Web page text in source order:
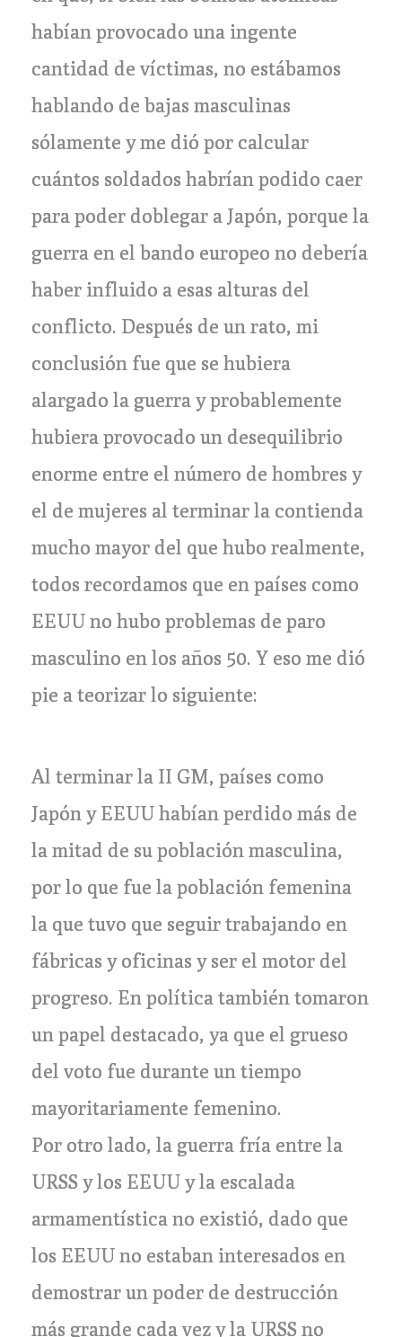
habían provocado una ingente
cantidad de víctimas, no estábamos
hablando de bajas masculinas
sólamente y me dió por calcular
cuántos soldados habrían podido caer
para poder doblegar a Japón, porque la
guerra en el bando europeo no debería
haber influido a esas alturas del
conflicto. Después de un rato, mi
conclusión fue que se hubiera
alargado la guerra y probablemente
hubiera provocado un desequilibrio
enorme entre el número de hombres y
el de mujeres al terminar la contienda
mucho mayor del que hubo realmente,
todos recordamos que en países como
EEUU no hubo problemas de paro
masculino en los años 50. Y eso me dió
pie a teorizar lo siguiente:
Al terminar la II GM, países como
Japón y EEUU habían perdido más de
la mitad de su población masculina,
por lo que fue la población femenina
la que tuvo que seguir trabajando en
fábricas y oficinas y ser el motor del
progreso. En política también tomaron
un papel destacado, ya que el grueso
del voto fue durante un tiempo
mayoritariamente femenino.
Por otro lado, la guerra fría entre la
URSS y los EEUU y la escalada
armamentística no existió, dado que
los EEUU no estaban interesados en
demostrar un poder de destrucción
más grande cada vez y la URSS no